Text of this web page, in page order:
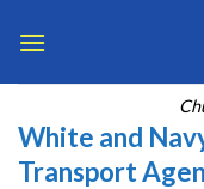
White and
Transport